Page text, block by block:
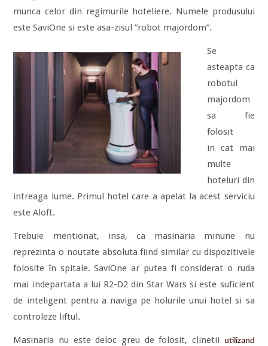
munca celor din regimurile hoteliere. Numele produsului
este SaviOne si este asa-zisul ”robot majordom”.
Se
asteapta ca
robotul
majordom
sa fie
folosit
in cat mai
multe
hoteluri din
intreaga lume. Primul hotel care a apelat la acest serviciu
este Aloft.
Trebuie mentionat, insa, ca masinaria minune
nu
reprezinta o noutate absoluta fiind similar cu dispozitivele
folosite în spitale. SaviOne ar putea fi considerat o ruda
mai indepartata a lui R2-D2 din Star Wars si este suficient
de inteligent pentru a naviga pe holurile unui hotel si sa
controleze liftul.
Masinaria nu este deloc greu de folosit, clinetii utilizand